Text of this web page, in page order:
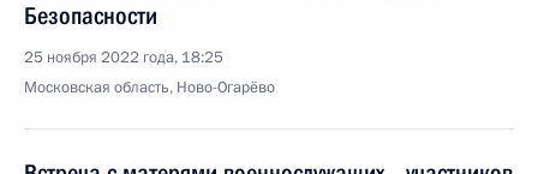
Безопасности
25 ноября 2022 года, 18:25
Московская область, Ново-Огарёво